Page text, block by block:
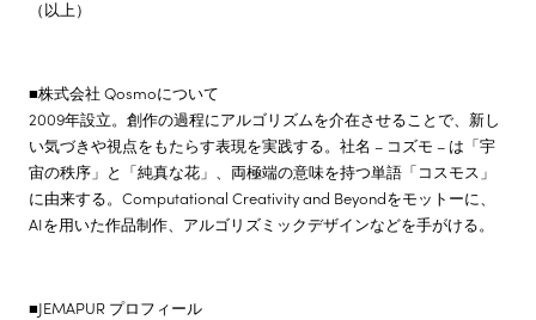
（以上）
■株式会社 Qosmoについて
2009年設立。創作の過程にアルゴリズムを介在させることで、新し
い気づきや視点をもたらす表現を実践する。社名 – コズモ – は「宇
宙の秩序」と「純真な花」、両極端の意味を持つ単語「コスモス」
に由来する。Computational Creativity and Beyondをモットーに、
AIを用いた作品制作、アルゴリズミックデザインなどを手がける。
■JEMAPUR プロフィール